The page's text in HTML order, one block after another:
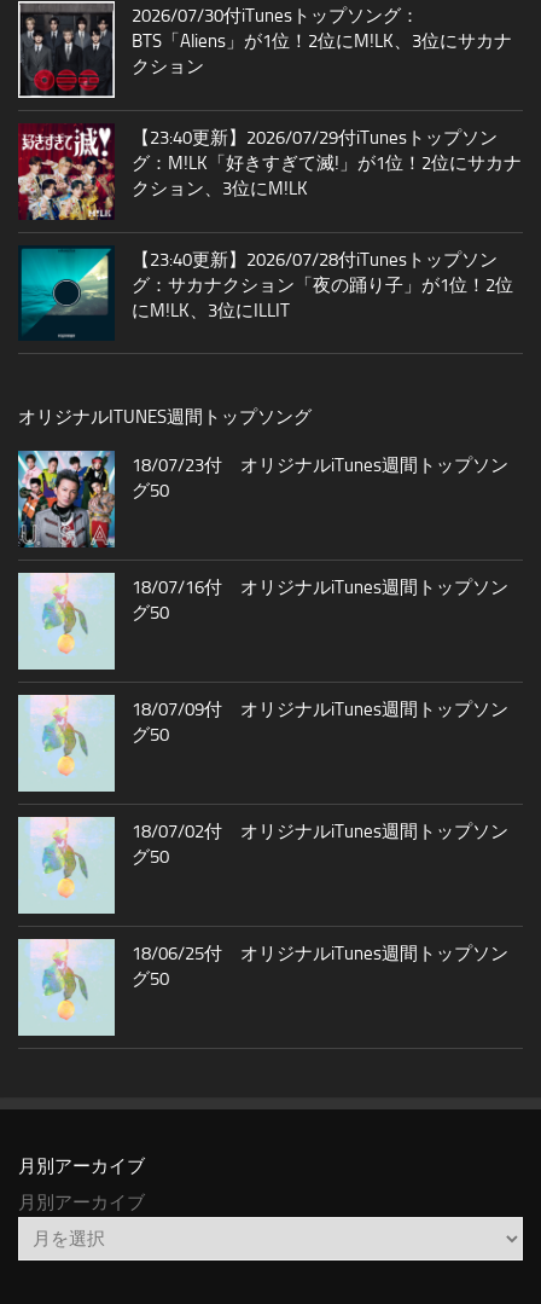
2026/07/30付iTunesトップソング：
BTS「Aliens」が1位！2位にM!LK、3位にサカナ
クション
【23:40更新】2026/07/29付iTunesトップソン
グ：M!LK「好きすぎて滅!」が1位！2位にサカナ
クション、3位にM!LK
【23:40更新】2026/07/28付iTunesトップソン
グ：サカナクション「夜の踊り子」が1位！2位
にM!LK、3位にILLIT
オリジナルITUNES週間トップソング
18/07/23付 オリジナルiTunes週間トップソン
グ50
18/07/16付 オリジナルiTunes週間トップソン
グ50
18/07/09付 オリジナルiTunes週間トップソン
グ50
18/07/02付 オリジナルiTunes週間トップソン
グ50
18/06/25付 オリジナルiTunes週間トップソン
グ50
月別アーカイブ
月別アーカイブ